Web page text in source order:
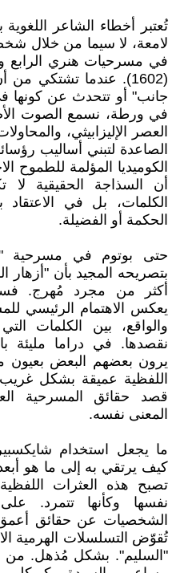
تُعتبر أخطاء الشاعر اللغوية
لامعة، لا سيما من خلال
في مسرحيات هنري الرابع
(1602). عندما تشتكي
جانب" أو تتحدث عن كونها
في ورطة، نسمع الصوت
العصر الإليزابيثي،
الصاعدة لتبني أساليب
الكوميديا المؤلمة للطموح
أن السذاجة الحقيقية
الكلمات، بل في الاعتقاد
الحكمة أو الفضيلة.
بتصريحه المجيد بأن "أزهار
أكثر من مجرد مُهرج.
يعكس الاهتمام الرئيسي
والواقع، بين الكلمات
نقصدها. في دراما مليئة
يرون بعضهم البعض بعيون
اللفظية عميقة بشكل
قصد حقائق المسرحية
المعنى نفسه.
ما يجعل استخدام
كيف يرتقي به إلى ما هو
تصبح هذه العثرات
نفسها وكأنها تتمرد.
الشخصيات عن حقائق
تُقوّض التسلسلات الهرمية
"السليم". بشكل مُذهل. من